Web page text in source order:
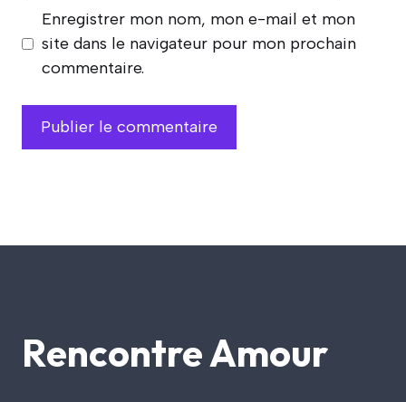
Enregistrer mon nom, mon e-mail et mon
site dans le navigateur pour mon prochain
commentaire.
Rencontre Amour